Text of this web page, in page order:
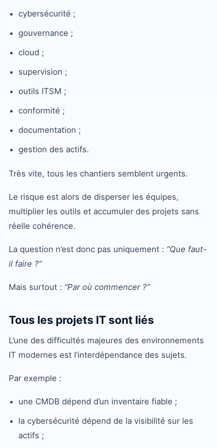
cybersécurité ;
gouvernance ;
cloud ;
supervision ;
outils ITSM ;
conformité ;
documentation ;
gestion des actifs.
Très vite, tous les chantiers semblent urgents.
Le risque est alors de disperser les équipes,
multiplier les outils et accumuler des projets sans
réelle cohérence.
La question n’est donc pas uniquement : “Que faut-
il faire ?”
Mais surtout : “Par où commencer ?”
Tous les projets IT sont liés
L’une des difficultés majeures des environnements
IT modernes est l’interdépendance des sujets.
Par exemple :
une CMDB dépend d’un inventaire fiable ;
la cybersécurité dépend de la visibilité sur les
actifs ;